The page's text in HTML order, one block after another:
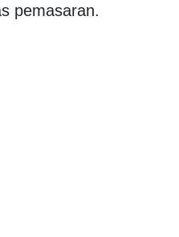
pemasaran.